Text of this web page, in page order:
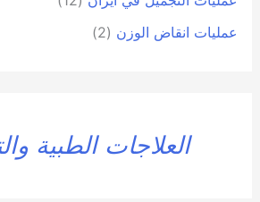
عمليات انقاض الوزن (2)
العلاجات الطبية